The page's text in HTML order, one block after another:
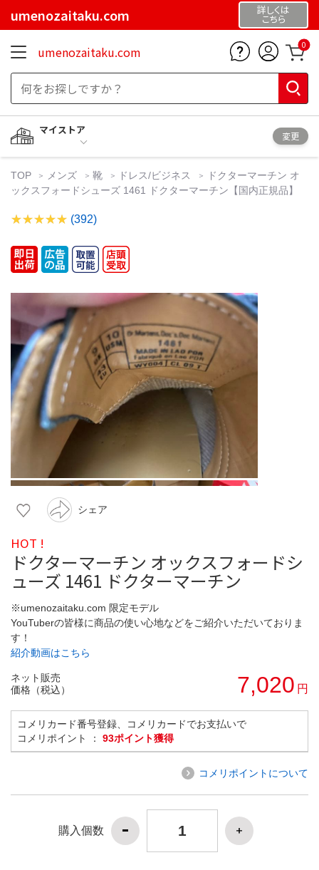
umenozaitaku.com 詳しくは
こちら
umenozaitaku.com 0
マイストア
変更
TOP メンズ 靴 ドレス/ビジネス
ドクターマーチン オ
ックスフォードシューズ 1461 ドクターマーチン【国内正規品】
(392)
シェア
HOT !
ドクターマーチン オックスフォードシ
ューズ 1461 ドクターマーチン
※umenozaitaku.com 限定モデル
YouTuberの皆様に商品の使い心地などをご紹介いただいておりま
す！
紹介動画はこちら
ネット販売
価格（税込）
7,020 円
コメリカード番号登録、コメリカードでお支払いで
コメリポイント ： 93ポイント獲得
コメリポイントについて
購入個数